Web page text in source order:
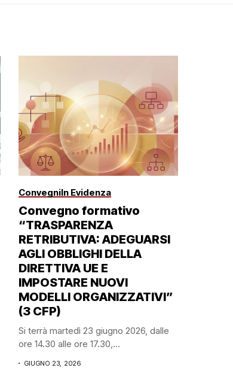
ConvegniIn Evidenza
Convegno formativo
“TRASPARENZA
RETRIBUTIVA: ADEGUARSI
AGLI OBBLIGHI DELLA
DIRETTIVA UE E
IMPOSTARE NUOVI
MODELLI ORGANIZZATIVI”
(3 CFP)
Si terrà martedì 23 giugno 2026, dalle
ore 14.30 alle ore 17.30,...
GIUGNO 23, 2026